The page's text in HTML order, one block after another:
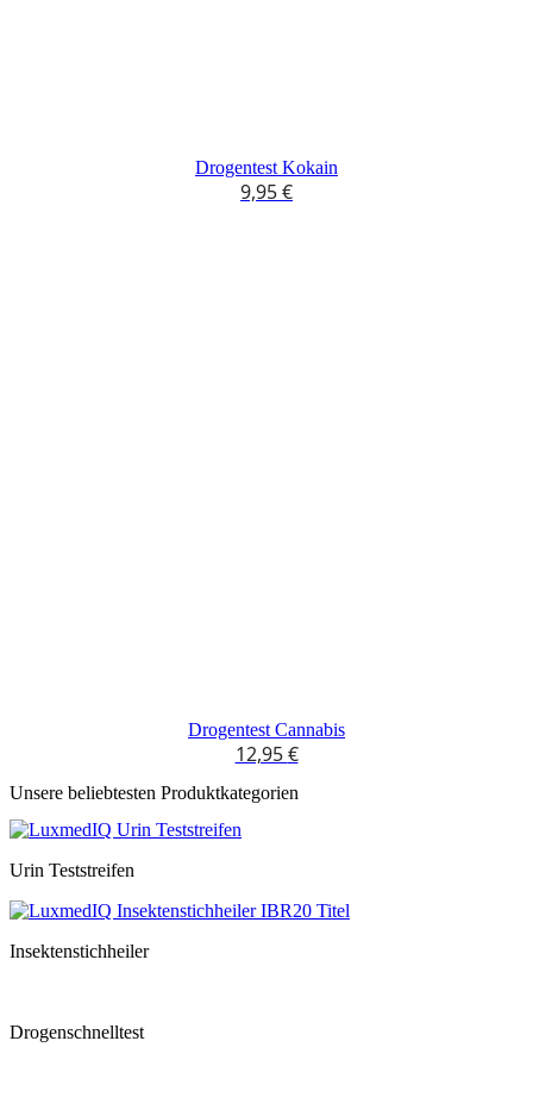
Drogentest Kokain
9,95€
Drogentest Cannabis
12,95€
Unsere beliebtesten Produktkategorien
Urin Teststreifen
Insektenstichheiler
Drogenschnelltest